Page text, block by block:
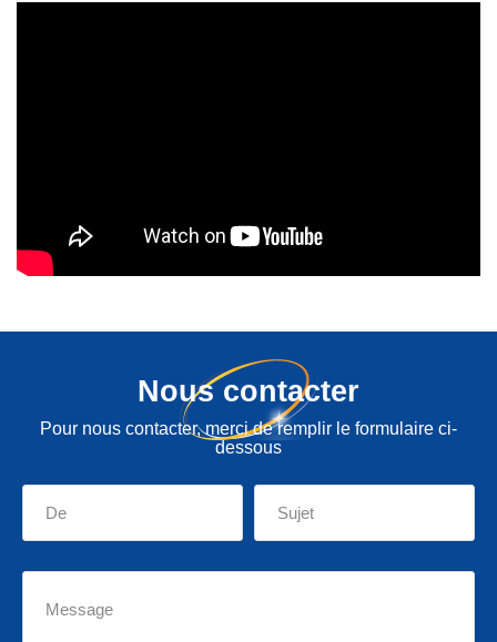
Nous contacter
Pour nous contacter, merci de remplir le formulaire ci-
dessous